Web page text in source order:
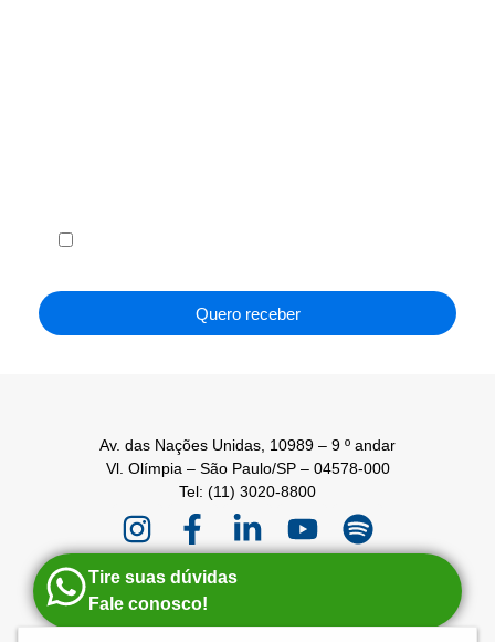
Quero receber
Av. das Nações Unidas, 10989 – 9 º andar
Vl. Olímpia – São Paulo/SP – 04578-000
Tel: (11) 3020-8800
Tire suas dúvidas
Fale conosco!